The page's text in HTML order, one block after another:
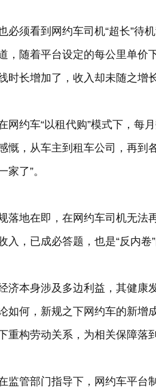
必须看到网约车司机“超长”待
，随着平台设定的每公里单价
时长增加了，收入却未随之增长
网约车“以租代购”模式下，每
慨，从车主到租车公司，再到
家了”。
落地在即，在网约车司机无法
入，已成必答题，也是“反内卷”
济本身涉及多边利益，其健康
如何，新规之下网约车的新增
重构劳动关系，为相关保障落
监管部门指导下，网约车平台